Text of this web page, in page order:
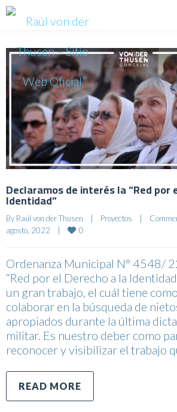
Declaramos de interés la “Red por
Identidad”
By Raúl von der Thusen | Proyectos |
agosto, 2022
| 0
Ordenanza Municipal N° 4548/
“Red por el Derecho a la
un gran trabajo, el cuál tiene
colaborar en la búsqueda de
apropiados durante la última
militar. Es nuestro deber como
reconocer y visibilizar el trabajo
READ MORE